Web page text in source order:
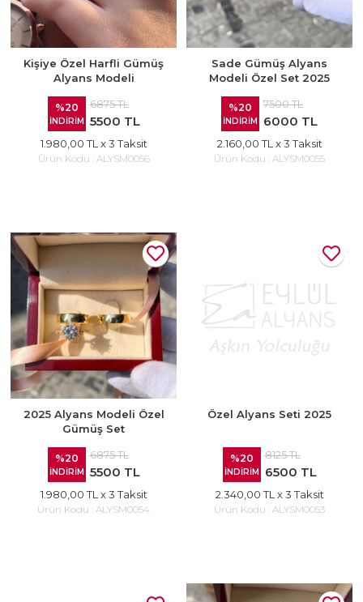
Kişiye Özel Harfli Gümüş
Alyans Modeli
%20
İNDİRİM
6875 TL
5500 TL
1.980,00 TL x 3 Taksit
Ürün Kodu : ALYSM0056
Sade Gümüş Alyans
Modeli Özel Set 2025
%20
İNDİRİM
7500 TL
6000 TL
2.160,00 TL x 3 Taksit
Ürün Kodu : ALYSM0055
2025 Alyans Modeli Özel
Gümüş Set
%20
İNDİRİM
6875 TL
5500 TL
1.980,00 TL x 3 Taksit
Ürün Kodu : ALYSM0054
Özel Alyans Seti 2025
%20
İNDİRİM
8125 TL
6500 TL
2.340,00 TL x 3 Taksit
Ürün Kodu : ALYSM0053